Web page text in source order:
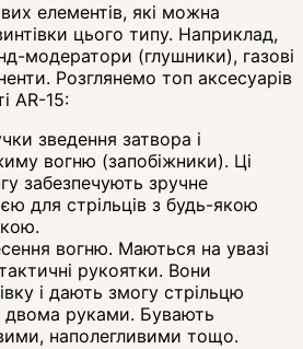
елементів, які можна
цього типу. Наприклад,
модератори (глушники), газові
Розглянемо топ аксесуарів
AR-15:
зведення затвора і
вогню (запобіжники). Ці
забезпечують зручне
для стрільців з будь-якою
вогню. Маються на увазі
рукоятки. Вони
і дають змогу стрільцю
руками. Бувають
наполегливими тощо.